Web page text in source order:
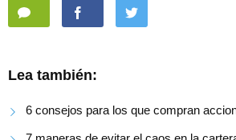
Lea también:
6 consejos para los que compran